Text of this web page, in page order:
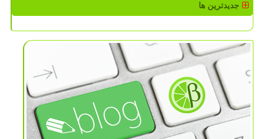
جدیدترین ها